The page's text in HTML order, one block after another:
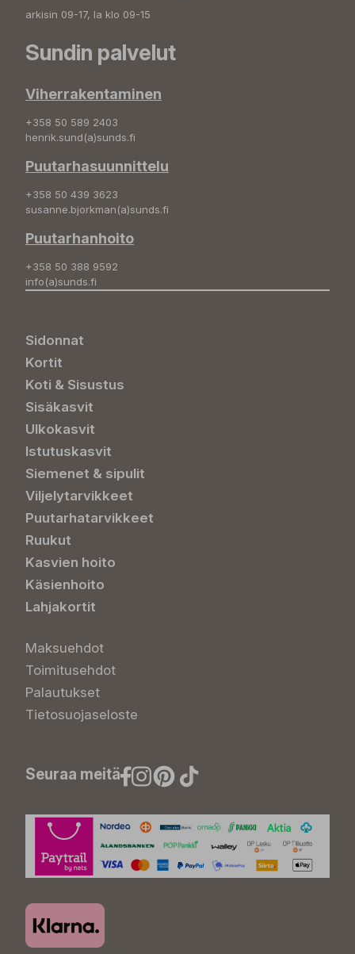
arkisin 09-17, la klo 09-15
Sundin palvelut
Viherrakentaminen
+358 50 589 2403
henrik.sund(a)sunds.fi
Puutarhasuunnittelu
+358 50 439 3623
susanne.bjorkman(a)sunds.fi
Puutarhanhoito
+358 50 388 9592
info(a)sunds.fi
Sidonnat
Kortit
Koti & Sisustus
Sisäkasvit
Ulkokasvit
Istutuskasvit
Siemenet & sipulit
Viljelytarvikkeet
Puutarhatarvikkeet
Ruukut
Kasvien hoito
Käsienhoito
Lahjakortit
Maksuehdot
Toimitusehdot
Palautukset
Tietosuojaseloste
Seuraa meitä